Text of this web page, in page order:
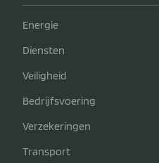
Energie
Diensten
Veiligheid
Bedrijfsvoering
Verzekeringen
Transport